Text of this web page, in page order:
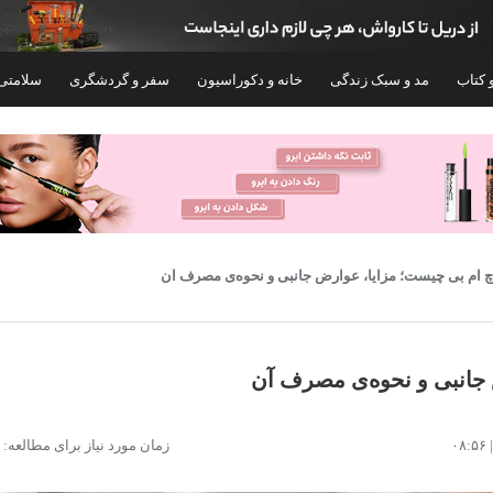
کتاب مد و سبک زندگی خانه و دکوراسیون سفر و گردشگری
اچ ام بی چیست؛ مزایا، عوارض جانبی و نحوه‌ی مصرف آن
جانبی و نحوه‌ی مصرف آن
زمان مورد نیاز برای مطالعه: ۸ دقیقه